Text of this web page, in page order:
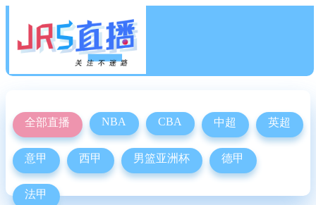
全部直播 NBA CBA 中超 英超
意甲 西甲 男篮亚洲杯 德甲
法甲